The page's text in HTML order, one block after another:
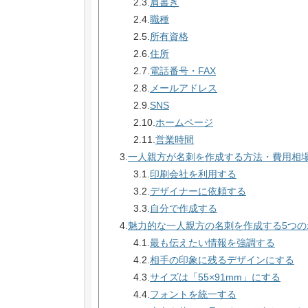
2.3.肩書き
2.4.職種
2.5.所有資格
2.6.住所
2.7.電話番号・FAX
2.8.メールアドレス
2.9.SNS
2.10.ホームページ
2.11.営業時間
3.一人親方が名刺を作成する方法・費用相
3.1.印刷会社を利用する
3.2.デザイナーに依頼する
3.3.自分で作成する
4.魅力的な一人親方の名刺を作成する5つの
4.1.最も伝えたい情報を強調する
4.2.相手の印象に残るデザインにする
4.3.サイズは「55×91mm」にする
4.4.フォントを統一する